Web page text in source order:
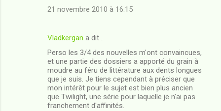
21 novembre 2010 à 16:15
Vladkergan a dit…
Perso les 3/4 des nouvelles m'ont convaincues,
et une partie des dossiers a apporté du grain à
moudre au féru de littérature aux dents longues
que je suis. Je tiens cependant à préciser que
mon intérêt pour le sujet est bien plus ancien
que Twilight, une série pour laquelle je n'ai pas
franchement d'affinités.